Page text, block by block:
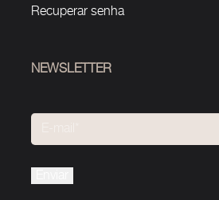
Recuperar senha
NEWSLETTER